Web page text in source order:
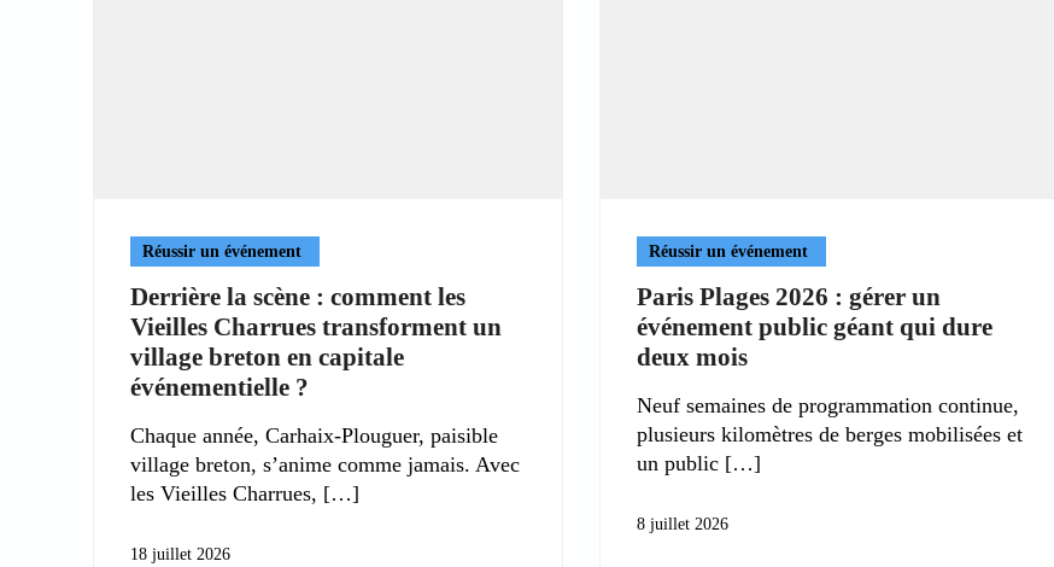
Réussir un événement
Derrière la scène : comment les
Vieilles Charrues transforment un
village breton en capitale
événementielle ?
Chaque année, Carhaix-Plouguer, paisible
village breton, s’anime comme jamais. Avec
les Vieilles Charrues,
18 juillet 2026
Réussir un événement
Paris Plages 2026 : gérer un
événement public géant qui dure
deux mois
Neuf semaines de programmation continue,
plusieurs kilomètres de berges mobilisées et
un public
8 juillet 2026